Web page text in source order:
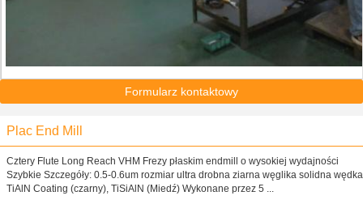
Formularz kontaktowy
Plac End Mill
Cztery Flute Long Reach VHM Frezy płaskim endmill o wysokiej wydajności
Szybkie Szczegóły: 0.5-0.6um rozmiar ultra drobna ziarna węglika solidna wędka
TiAlN Coating (czarny), TiSiAlN (Miedź) Wykonane przez 5 ...